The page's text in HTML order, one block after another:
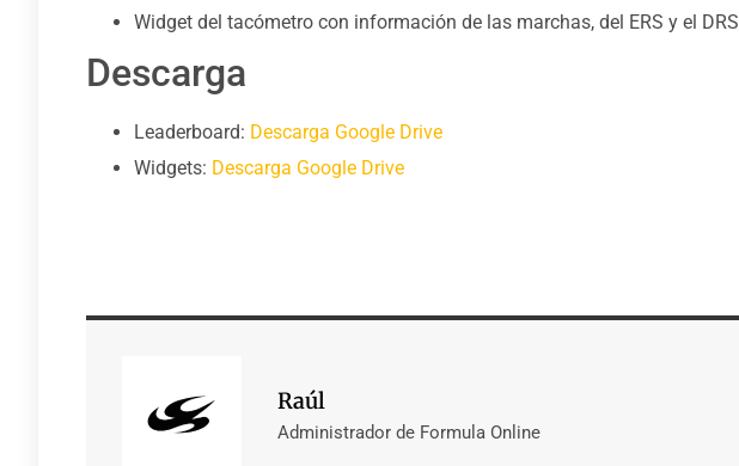
Widget del tacómetro con información de las marchas, del ERS y el DRS
Descarga
Leaderboard: Descarga Google Drive
Widgets: Descarga Google Drive
Raúl
Administrador de Formula Online